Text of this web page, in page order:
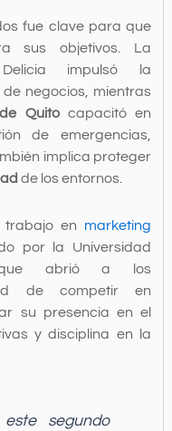
fue clave para que
sus objetivos. La
impulsó la
negocios, mientras
Quito capacitó en
de emergencias,
implica proteger
de los entornos.
trabajo en marketing
por la Universidad
que abrió a los
de competir en
su presencia en el
y disciplina en la
segundo